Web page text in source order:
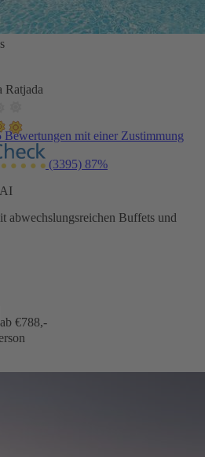
Ratjada
Bewertungen mit einer Zustimmung
(3395) 87%
abwechslungsreichen Buffets und
ab €788,-